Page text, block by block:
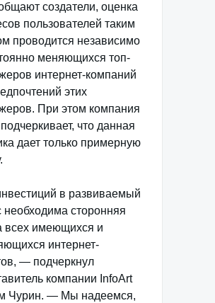
создатели, оценка
пользователей таким
проводится независимо
меняющихся топ-
интернет-компаний
этих
При этом компания
подчеркивает, что данная
дает только примерную
в развиваемый
необходима сторонняя
всех имеющихся и
интернет-
— подчеркнул
компании InfoArt
Чурин. — Мы надеемся,